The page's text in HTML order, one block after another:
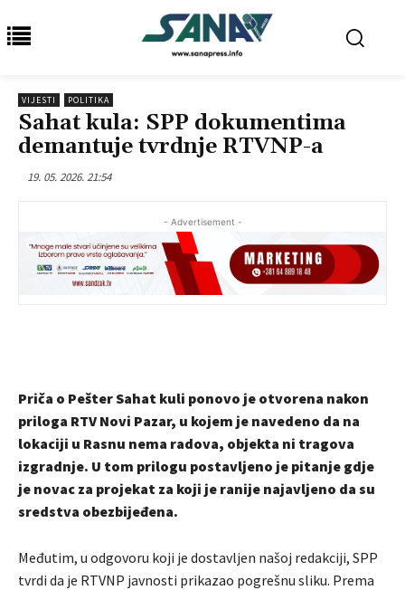
VIJESTI POLITIKA
Sahat kula: SPP dokumentima
demantuje tvrdnje RTVNP-a
19. 05. 2026. 21:54
- Advertisement -
Priča o Pešter Sahat kuli ponovo je otvorena nakon
priloga RTV Novi Pazar, u kojem je navedeno da na
lokaciji u Rasnu nema radova, objekta ni tragova
izgradnje. U tom prilogu postavljeno je pitanje gdje
je novac za projekat za koji je ranije najavljeno da su
sredstva obezbijeđena.
Međutim, u odgovoru koji je dostavljen našoj redakciji, SPP
tvrdi da je RTVNP javnosti prikazao pogrešnu sliku. Prema